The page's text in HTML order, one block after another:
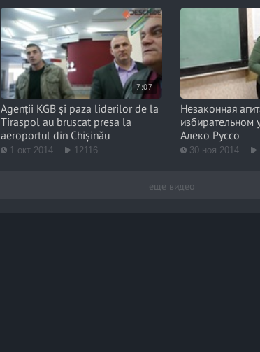
7:07
Agenții KGB și paza liderilor de la
Tiraspol au bruscat presa la
aeroportul din Chișinău
1 окт 2014 12116
Незаконная
избирательном
Алеко Руссо
30 ноя 2014
еще видео